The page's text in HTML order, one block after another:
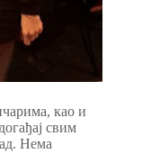
као и
свим
Нема